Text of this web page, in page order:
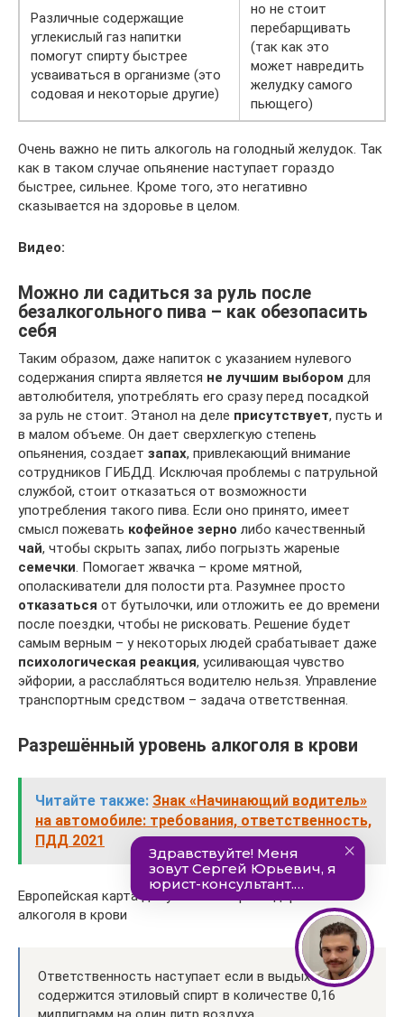
Различные содержащие
углекислый газ напитки
помогут спирту быстрее
усваиваться в организме (это
содовая и некоторые другие)
но не стоит
перебарщивать
(так как это
может навредить
желудку самого
пьющего)
Очень важно не пить алкоголь на голодный желудок. Так
как в таком случае опьянение наступает гораздо
быстрее, сильнее. Кроме того, это негативно
сказывается на здоровье в целом.
Видео:
Можно ли садиться за руль после
безалкогольного пива – как обезопасить
себя
Таким образом, даже напиток с указанием нулевого
содержания спирта является не лучшим выбором для
автолюбителя, употреблять его сразу перед посадкой
за руль не стоит. Этанол на деле присутствует, пусть и
в малом объеме. Он дает сверхлегкую степень
опьянения, создает запах, привлекающий внимание
сотрудников ГИБДД. Исключая проблемы с патрульной
службой, стоит отказаться от возможности
употребления такого пива. Если оно принято, имеет
смысл пожевать кофейное зерно либо качественный
чай, чтобы скрыть запах, либо погрызть жареные
семечки. Помогает жвачка – кроме мятной,
ополаскиватели для полости рта. Разумнее просто
отказаться от бутылочки, или отложить ее до времени
после поездки, чтобы не рисковать. Решение будет
самым верным – у некоторых людей срабатывает даже
психологическая реакция, усиливающая чувство
эйфории, а расслабляться водителю нельзя. Управление
транспортным средством – задача ответственная.
Разрешённый уровень алкоголя в крови
Читайте также: Знак «Начинающий водитель»
на автомобиле: требования, ответственность,
ПДД 2021
Европейская карта допустимых норм содержания
алкоголя в крови
Ответственность наступает если в выдыхе
содержится этиловый спирт в количестве 0,16